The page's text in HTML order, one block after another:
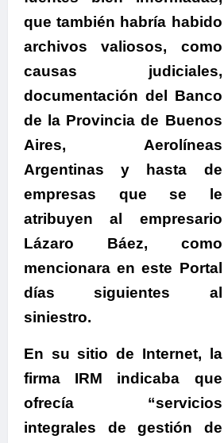
que también habría habido
archivos valiosos, como
causas judiciales,
documentación del Banco
de la Provincia de Buenos
Aires, Aerolíneas
Argentinas y hasta de
empresas que se le
atribuyen al empresario
Lázaro Báez, como
mencionara en este Portal
días siguientes al
siniestro.
En su sitio de Internet, la
firma IRM indicaba que
ofrecía “servicios
integrales de gestión de